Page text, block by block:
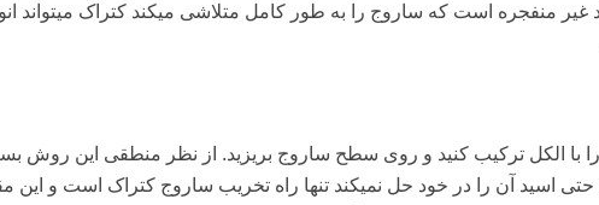
منفجره است که ساروج را به طور کامل متلاشی میکند کتراک میتواند
با الکل ترکیب کنید و روی سطح ساروج بریزید. از نظر منطقی این روش
اسید آن را در خود حل نمیکند تنها راه تخریب ساروج کتراک است و این